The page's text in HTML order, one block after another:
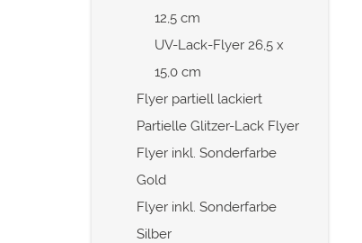
12,5 cm
UV-Lack-Flyer 26,5 x
15,0 cm
Flyer partiell lackiert
Partielle Glitzer-Lack Flyer
Flyer inkl. Sonderfarbe
Gold
Flyer inkl. Sonderfarbe
Silber